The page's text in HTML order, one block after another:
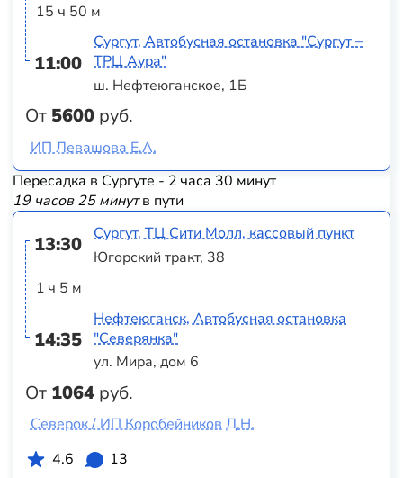
15 ч 50 м
11:00
От 5600 руб.
Сургут, Автобусная остановка "Сургут –
ТРЦ Аура"
ш. Нефтеюганское, 1Б
ИП Левашова Е.А.
Пересадка в Сургуте - 2 часа 30 минут
19 часов 25 минутв пути
13:30
1 ч 5 м
14:35
От 1064 руб.
Сургут, ТЦ Сити Молл, кассовый пункт
Югорский тракт, 38
Нефтеюганск, Автобусная остановка
"Северянка"
ул. Мира, дом 6
Северок / ИП Коробейников Д.Н.
4.6
13